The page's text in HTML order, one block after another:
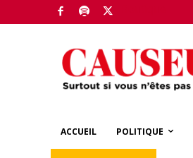
ACCUEIL POLITIQUE